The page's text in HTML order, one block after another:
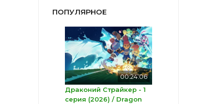
ПОПУЛЯРНОЕ
00:24:06
Драконий Страйкер - 1
серия (2026) / Dragon